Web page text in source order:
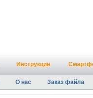
Инструкции
О нас Заказ файла